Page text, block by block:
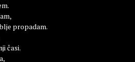
propadam.
časi.